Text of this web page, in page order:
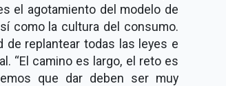
el agotamiento del modelo de
como la cultura del consumo.
de replantear todas las leyes e
“El camino es largo, el reto es
que dar deben ser muy